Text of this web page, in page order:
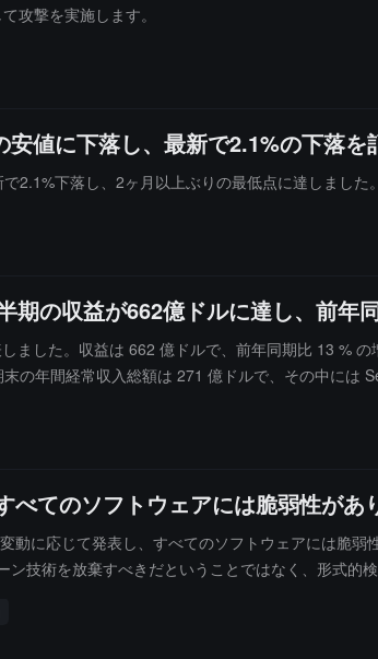
攻撃を実施します。
値に下落し、最新で2.1%の下落を
2.1%下落し、2ヶ月以上ぶりの最低点に達しました。
の収益が662億ドルに達し、前年
ました。収益は 662 億ドルで、前年同期比 13 %
の年間経常収入総額は 271 億ドルで、その中には
い需要を反映していると述べました。
てのソフトウェアには脆弱性があ
に応じて発表し、すべてのソフトウェアには脆
技術を放棄すべきだということではなく、形式
ると、プライバシーコイン ZEC は無限増発を引